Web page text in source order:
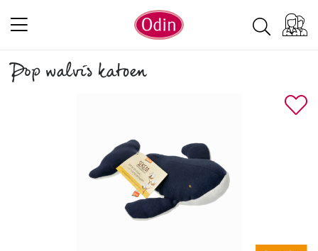
Pop walvis katoen